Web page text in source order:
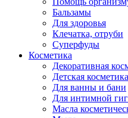
Бальзамы
Для здоровья
Клечатка, отруби
Суперфуды
Косметика
Декоративная
Детская косметика
Для ванны и бани
Для интимной
Масла